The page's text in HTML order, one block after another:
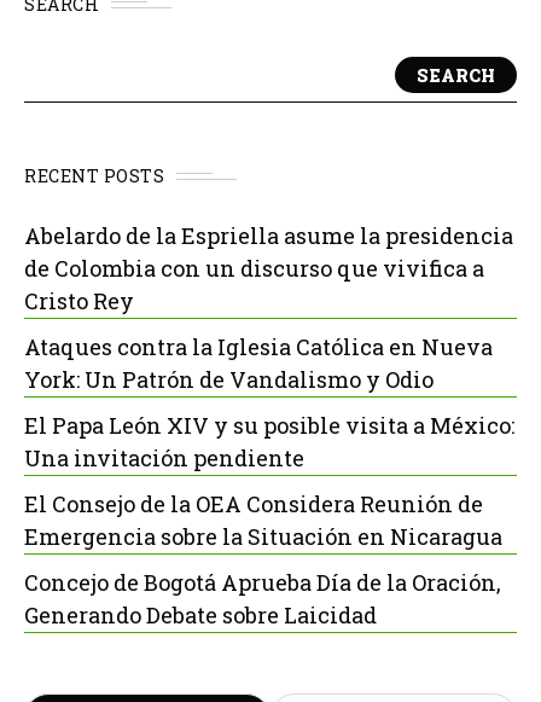
SEARCH
SEARCH
RECENT POSTS
Abelardo de la Espriella asume la presidencia
de Colombia con un discurso que vivifica a
Cristo Rey
Ataques contra la Iglesia Católica en Nueva
York: Un Patrón de Vandalismo y Odio
El Papa León XIV y su posible visita a México:
Una invitación pendiente
El Consejo de la OEA Considera Reunión de
Emergencia sobre la Situación en Nicaragua
Concejo de Bogotá Aprueba Día de la Oración,
Generando Debate sobre Laicidad